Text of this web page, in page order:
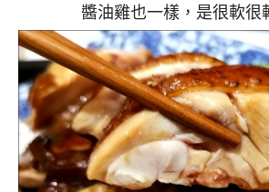
醬油雞也一樣，是很軟很